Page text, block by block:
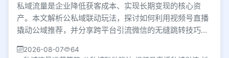
私域流量是企业降低获客成本、实现长期变现的核心资
产。本文解析公私域联动玩法，探讨如何利用视频号直播
撬动公域推荐，并分享跨平台引流微信的无缝跳转技巧，
2026-08-07
64